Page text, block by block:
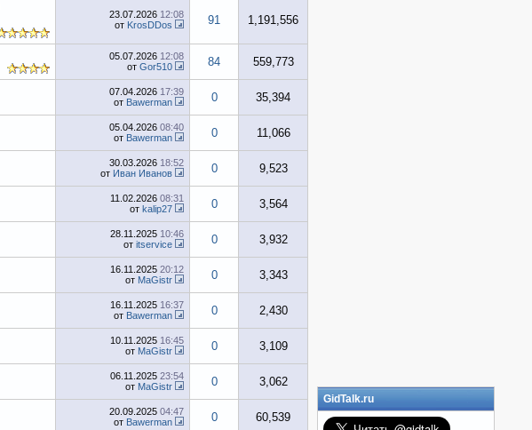
23.07.2026 12:08
от KrosDDos 91 1,191,556
05.07.2026 12:08
от Gor510 84 559,773
07.04.2026 17:39
от Bawerman 0 35,394
05.04.2026 08:40
от Bawerman 0 11,066
30.03.2026 18:52
от Иван Иванов 0 9,523
11.02.2026 08:31
от kalip27 0 3,564
28.11.2025 10:46
от itservice 0 3,932
16.11.2025 20:12
от MaGistr 0 3,343
16.11.2025 16:37
от Bawerman 0 2,430
10.11.2025 16:45
от MaGistr 0 3,109
06.11.2025 23:54
от MaGistr 0 3,062
20.09.2025 04:47
от Bawerman 0 60,539
GidTalk.ru